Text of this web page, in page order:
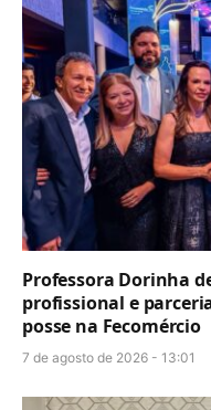
Professora Dorinha
profissional e
posse na Fecomércio
7 de agosto de 2026 - 13:01